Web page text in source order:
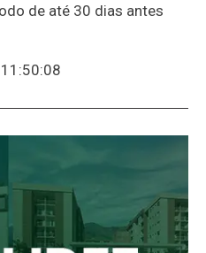
de até 30 dias antes